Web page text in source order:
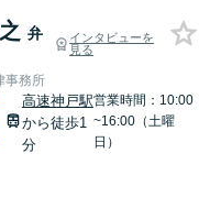
弁
インタビューを
見る
事務所
高速神戸駅
から徒歩1
分
営業時間：10:00
~16:00（土曜
日）